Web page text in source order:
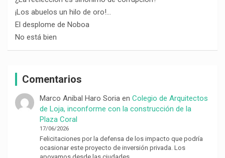
¡Los abuelos un hilo de oro!…
El desplome de Noboa
No está bien
Comentarios
Marco Anibal Haro Soriaen Colegio de Arquitectos
de Loja, inconforme con la construcción de la
Plaza Coral
17/06/2026
Felicitaciones por la defensa de los impacto que podría
ocasionar este proyecto de inversión privada. Los